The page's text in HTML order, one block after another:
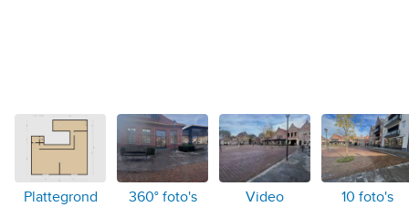
Plattegrond 360° foto's Video 10 foto's